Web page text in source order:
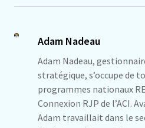
Adam Nadeau
Adam Nadeau,
stratégique, s’occupe de
programmes nationaux
Connexion RJP de l’ACI.
Adam travaillait dans le